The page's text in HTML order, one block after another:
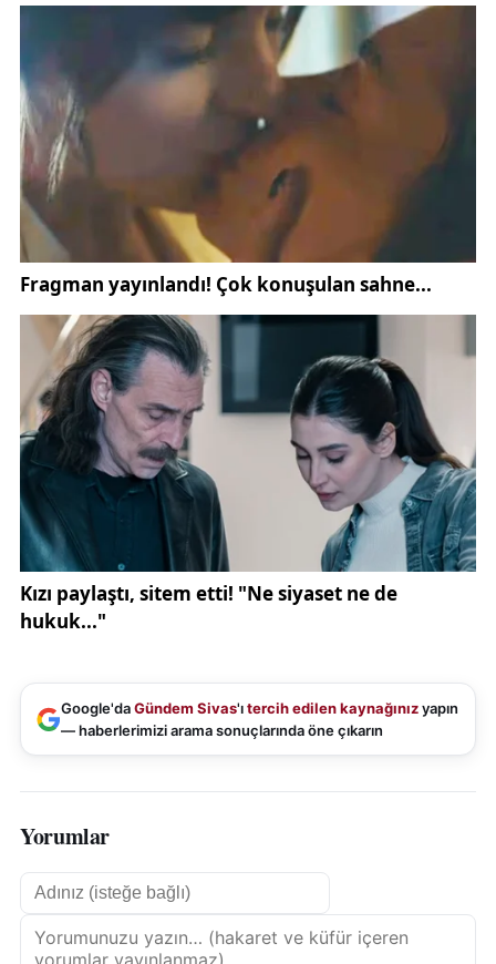
Google'daGündem Sivas'ıtercih edilen kaynağınızyapın
— haberlerimizi arama sonuçlarında öne çıkarın
Yorumlar